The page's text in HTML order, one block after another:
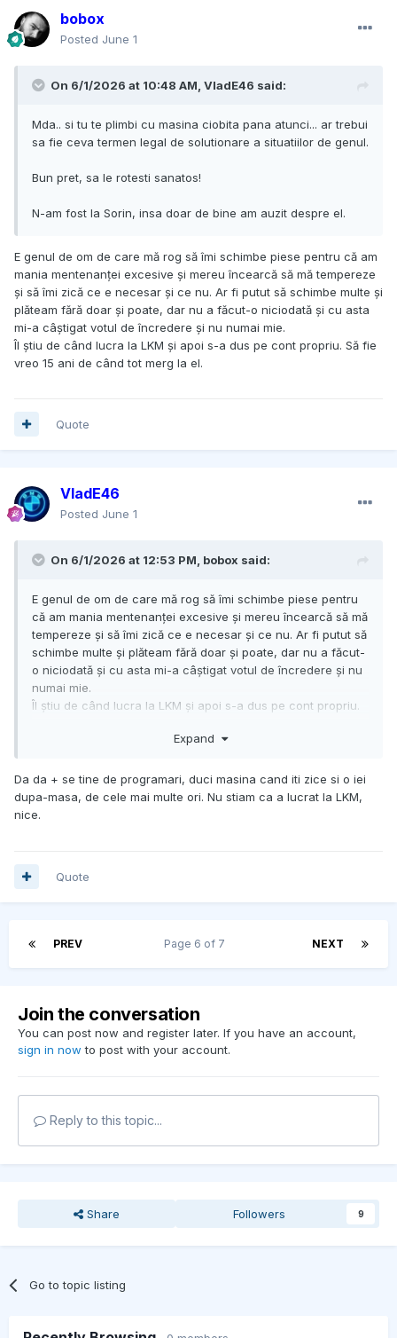
bobox
Posted June 1
On 6/1/2026 at 10:48 AM, VladE46 said:
Mda.. si tu te plimbi cu masina ciobita pana atunci... ar trebui
sa fie ceva termen legal de solutionare a situatiilor de genul.
Bun pret, sa le rotesti sanatos!
N-am fost la Sorin, insa doar de bine am auzit despre el.
E genul de om de care mă rog să îmi schimbe piese pentru că am
mania mentenanței excesive și mereu încearcă să mă tempereze
și să îmi zică ce e necesar și ce nu. Ar fi putut să schimbe multe și
plăteam fără doar și poate, dar nu a făcut-o niciodată și cu asta
mi-a câștigat votul de încredere și nu numai mie.
Îl știu de când lucra la LKM și apoi s-a dus pe cont propriu. Să fie
vreo 15 ani de când tot merg la el.
Quote
VladE46
Posted June 1
On 6/1/2026 at 12:53 PM, bobox said:
E genul de om de care mă rog să îmi schimbe piese pentru
că am mania mentenanței excesive și mereu încearcă să mă
tempereze și să îmi zică ce e necesar și ce nu. Ar fi putut să
schimbe multe și plăteam fără doar și poate, dar nu a făcut-
o niciodată și cu asta mi-a câștigat votul de încredere și nu
numai mie.
Îl știu de când lucra la LKM și apoi s-a dus pe cont propriu.
Expand
Da da + se tine de programari, duci masina cand iti zice si o iei
dupa-masa, de cele mai multe ori. Nu stiam ca a lucrat la LKM,
nice.
Quote
PREV NEXT
Page 6 of 7
Join the conversation
You can post now and register later. If you have an account,
sign in now to post with your account.
Reply to this topic...
Share Followers 9
Go to topic listing